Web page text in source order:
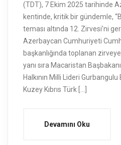
(TDT), 7 Ekim 2025 tarihinde
kentinde, kritik bir gündemle,
teması altında 12. Zirvesi’ni
Azerbaycan Cumhuriyeti
başkanlığında toplanan
yanı sıra Macaristan
Halkının Milli Lideri
Kuzey Kıbrıs Türk […]
Devamını Oku